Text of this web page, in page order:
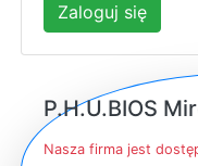
Zaloguj się
P.H.U.BIOS
Nasza firma jest